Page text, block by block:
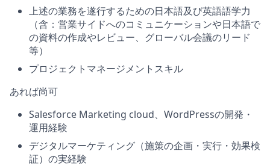
上述の業務を遂行するための日本語及び英語語学力
（含：営業サイドへのコミュニケーションや日本語で
の資料の作成やレビュー、グローバル会議のリード
等）
プロジェクトマネージメントスキル
あれば尚可
Salesforce Marketing cloud、WordPressの開発・
運用経験
デジタルマーケティング（施策の企画・実行・効果検
証）の実経験